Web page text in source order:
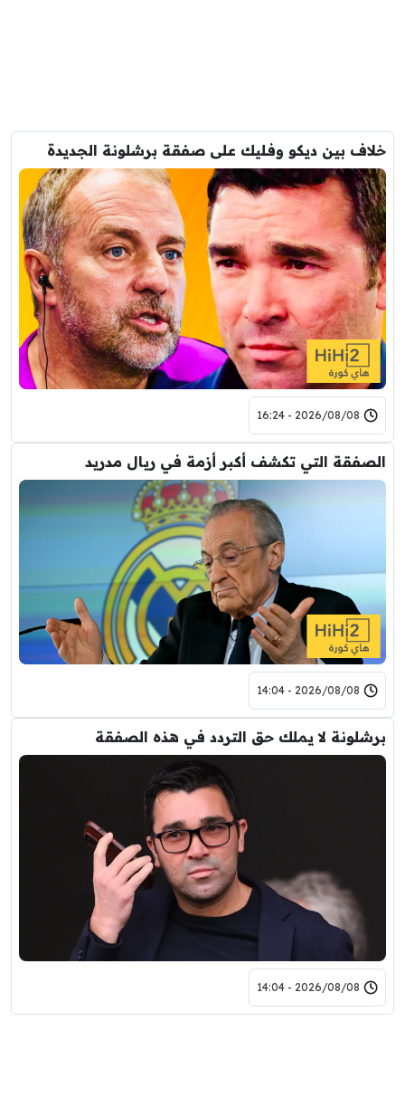
خلاف بين ديكو وفليك على صفقة برشلونة الجديدة
2026/08/08 - 16:24
الصفقة التي تكشف أكبر أزمة في ريال مدريد
2026/08/08 - 14:04
برشلونة لا يملك حق التردد في هذه الصفقة
2026/08/08 - 14:04